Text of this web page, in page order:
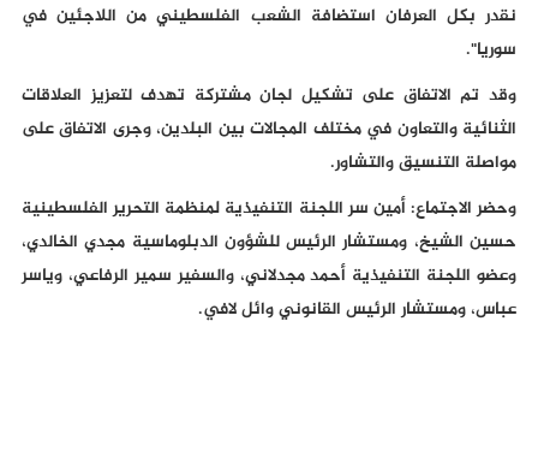
نقدر بكل العرفان استضافة الشعب الفلسطيني من اللاجئين في
سوريا".
وقد تم الاتفاق على تشكيل لجان مشتركة تهدف لتعزيز العلاقات
الثنائية والتعاون في مختلف المجالات بين البلدين، وجرى الاتفاق على
مواصلة التنسيق والتشاور.
وحضر الاجتماع: أمين سر اللجنة التنفيذية لمنظمة التحرير الفلسطينية
حسين الشيخ، ومستشار الرئيس للشؤون الدبلوماسية مجدي الخالدي،
وعضو اللجنة التنفيذية أحمد مجدلاني، والسفير سمير الرفاعي، وياسر
عباس، ومستشار الرئيس القانوني وائل لافي.